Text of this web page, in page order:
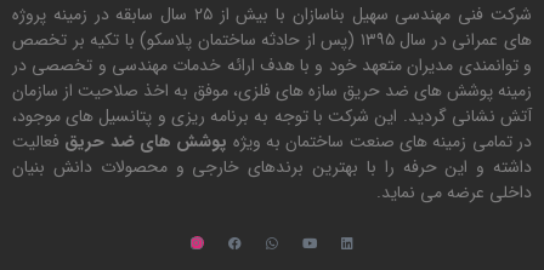
شرکت فنی مهندسی سهیل بناسازان با بیش از ۲۵ سال سابقه در زمینه پروژه
های عمرانی در سال ۱۳۹۵ (پس از حادثه ساختمان پلاسکو) با تکیه بر تخصص
و توانمندی مدیران متعهد خود و با هدف ارائه خدمات مهندسی و تخصصی در
زمینه پوشش های ضد حریق سازه های فلزی، موفق به اخذ صلاحیت از سازمان
آتش نشانی گردید. این شرکت با توجه به برنامه ریزی و پتانسیل های موجود،
در تمامی زمینه های صنعت ساختمان به ویژه پوشش های ضد حریق فعالیت
داشته و این حرفه را با بهترین برندهای خارجی و محصولات دانش بنیان
داخلی عرضه می نماید.